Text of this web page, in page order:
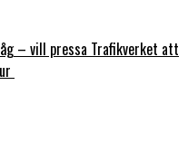
– vill pressa Trafikverket att